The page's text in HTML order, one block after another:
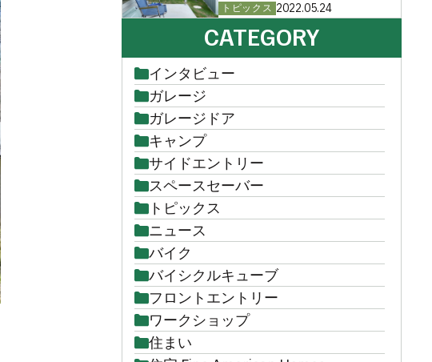
トピックス 2022.05.24
CATEGORY
インタビュー
ガレージ
ガレージドア
キャンプ
サイドエントリー
スペースセーバー
トピックス
ニュース
バイク
バイシクルキューブ
フロントエントリー
ワークショップ
住まい